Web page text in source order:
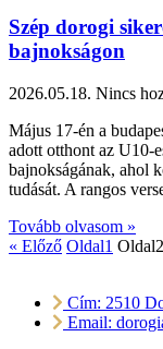
Szép dorogi
bajnokságon
2026.05.18. Nincs
Május 17-én a
adott otthont az U10-
bajnokságának, ahol
tudását. A rangos
Tovább olvasom »
« Előző Oldal1 Oldal2
Cím: 2510
Email: